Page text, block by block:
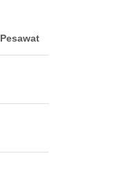
Pesawat